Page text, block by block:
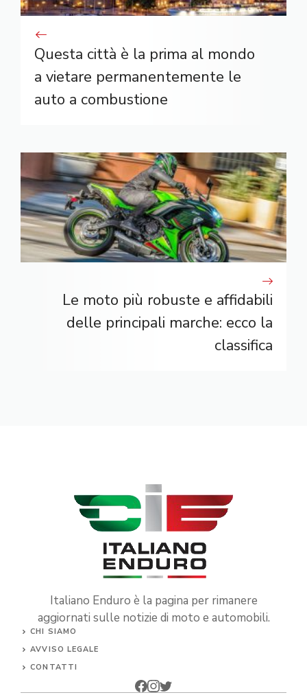
Questa città è la prima al mondo
a vietare permanentemente le
auto a combustione
Le moto più robuste e affidabili
delle principali marche: ecco la
classifica
Italiano Enduro è la pagina per rimanere
aggiornati sulle notizie di moto e automobili.
CHI SIAMO
AVVISO LEGALE
CONTATTI